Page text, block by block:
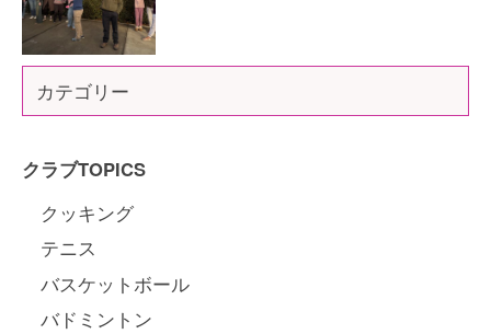
カテゴリー
クラブTOPICS
クッキング
テニス
バスケットボール
バドミントン